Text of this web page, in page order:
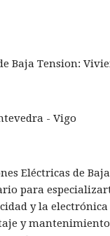
Baja Tension:
- Vigo
Eléctricas de
para
y la electrónica
y